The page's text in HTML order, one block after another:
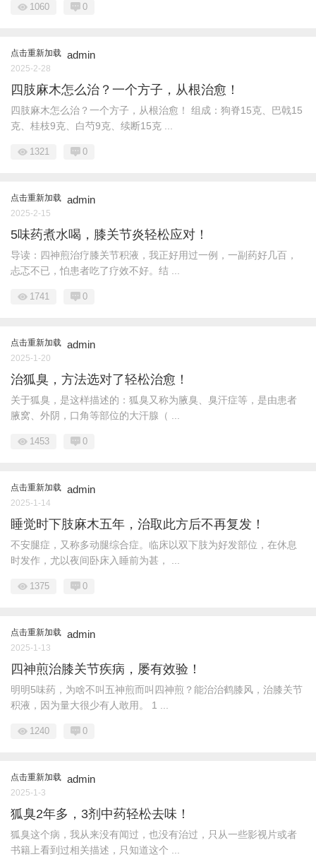
1060 0
点击重新加载 admin
2025-2-28
四肢麻木怎么治？一个方子，从根治愈！
四肢麻木怎么治？一个方子，从根治愈！ 组成：狗脊15克、巴戟15
克、桂枝9克、白芍9克、续断15克 ...
1321 0
点击重新加载 admin
2025-2-15
5味药煮水喝，膝关节炎轻松应对！
导读：四神煎治疗膝关节积液，我正好用过一例，一副药好几百，
忐忑不已，怕患者吃了疗效不好。结 ...
1741 0
点击重新加载 admin
2025-1-20
治狐臭，方法选对了轻松治愈！
关于狐臭，是这样描述的：狐臭又称为腋臭、臭汗症等，是由患者
腋窝、外阴，口角等部位的大汗腺（ ...
1453 0
点击重新加载 admin
2025-1-14
睡觉时下肢麻木五年，治取此方后不再复发！
不安腿症，又称多动腿综合症。临床以双下肢为好发部位，在休息
时发作，尤以夜间卧床入睡前为甚， ...
1375 0
点击重新加载 admin
2025-1-13
四神煎治膝关节疾病，屡有效验！
明明5味药，为啥不叫五神煎而叫四神煎？能治治鹤膝风，治膝关节
积液，因为量大很少有人敢用。 1 ...
1240 0
点击重新加载 admin
2025-1-3
狐臭2年多，3剂中药轻松去味！
狐臭这个病，我从来没有闻过，也没有治过，只从一些影视片或者
书籍上看到过相关描述，只知道这个 ...